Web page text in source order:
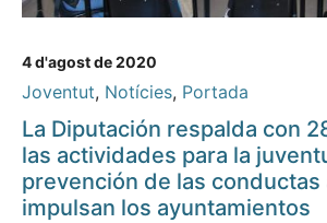
4 d'agost de 2020
Joventut, Notícies, Portada
La Diputación respalda con
las actividades para la
prevención de las conductas
impulsan los ayuntamientos